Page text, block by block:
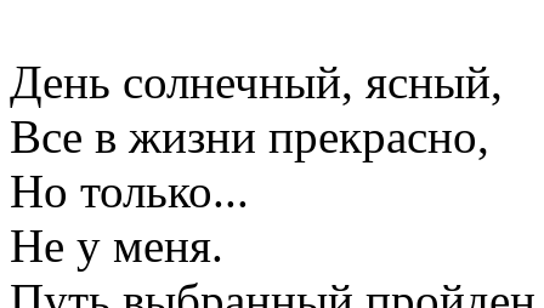
День солнечный, ясный,
Все в жизни прекрасно,
Но только...
Не у меня.